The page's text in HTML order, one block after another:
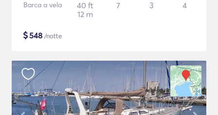
Barca a vela
40 ft
12 m
7 3 4
$548 /notte